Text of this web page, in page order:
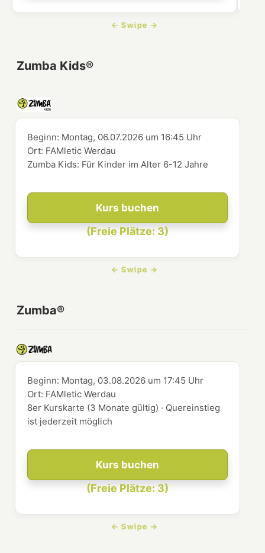
Zumba Kids®
Kurs buchen
(Freie Plätze: 3)
Beginn: Montag, 06.07.2026 um 16:45 Uhr
Ort: FAMletic Werdau
Zumba Kids: Für Kinder im Alter 6-12 Jahre
Zumba®
Kurs buchen
(Freie Plätze: 3)
Beginn: Montag, 03.08.2026 um 17:45 Uhr
Ort: FAMletic Werdau
8er Kurskarte (3 Monate gültig) · Quereinstieg
ist jederzeit möglich